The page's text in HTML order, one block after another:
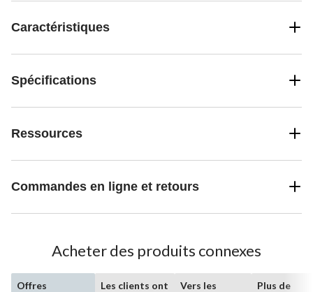
Caractéristiques
Spécifications
Ressources
Commandes en ligne et retours
Acheter des produits connexes
Offres Les clients ont Vers les Plus de